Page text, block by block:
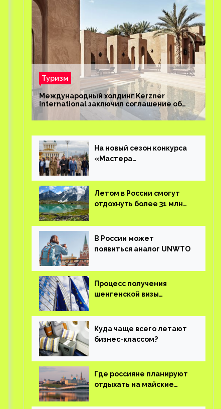
Туризм
Международный холдинг Kerzner
International заключил соглашение об
управлении курортом Bab Al Shams Desert
Resort в Дубае
На новый сезон конкурса
«Мастера
поступило более 36 тысяч
заявок
Летом в России смогут
отдохнуть более 31 млн
В России может
появиться аналог UNWTO
Процесс получения
шенгенской визы
Куда чаще всего летают
бизнес-классом?
Где россияне планируют
отдыхать на майские